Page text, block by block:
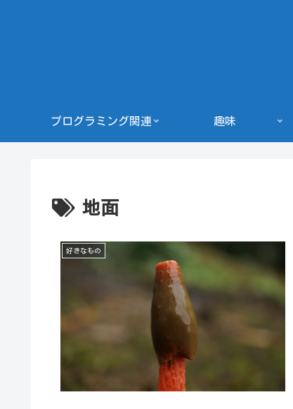
プログラミング関連 趣味
地面
好きなもの